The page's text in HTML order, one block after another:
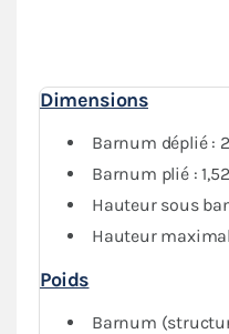
Dimensions
Barnum déplié :
Barnum plié :
Hauteur sous
Hauteur
Poids
Barnum